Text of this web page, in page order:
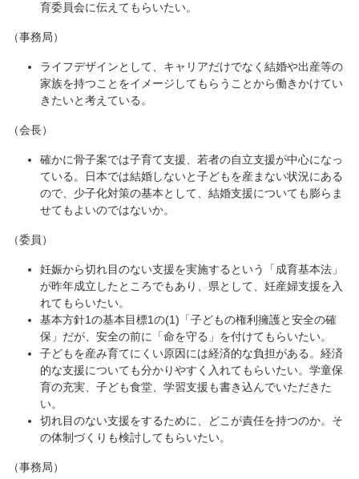
育委員会に伝えてもらいたい。
（事務局）
ライフデザインとして、キャリアだけでなく結婚や出産等の
家族を持つことをイメージしてもらうことから働きかけてい
きたいと考えている。
（会長）
確かに骨子案では子育て支援、若者の自立支援が中心になっ
ている。日本では結婚しないと子どもを産まない状況にある
ので、少子化対策の基本として、結婚支援についても膨らま
せてもよいのではないか。
（委員）
妊娠から切れ目のない支援を実施するという「成育基本法」
が昨年成立したところでもあり、県として、妊産婦支援を入
れてもらいたい。
基本方針1の基本目標1の(1)「子どもの権利擁護と安全の確
保」だが、安全の前に「命を守る」を付けてもらいたい。
子どもを産み育てにくい原因には経済的な負担がある。経済
的な支援についても分かりやすく入れてもらいたい。学童保
育の充実、子ども食堂、学習支援も書き込んでいただきた
い。
切れ目のない支援をするために、どこが責任を持つのか。そ
の体制づくりも検討してもらいたい。
（事務局）